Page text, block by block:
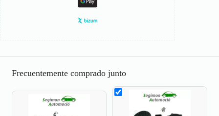
Frecuentemente comprado junto